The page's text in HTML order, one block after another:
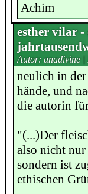
Achim
esther vilar -
Autor: anadivine |
neulich in
hände, und
die autorin
"(...)Der
also nicht nur
sondern ist
ethischen